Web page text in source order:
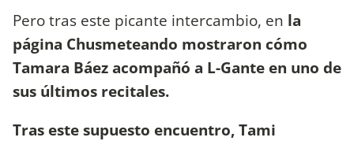
Pero tras este picante intercambio, en la
página Chusmeteando mostraron cómo
Tamara Báez acompañó a L-Gante en uno de
sus últimos recitales.
Tras este supuesto encuentro, Tami